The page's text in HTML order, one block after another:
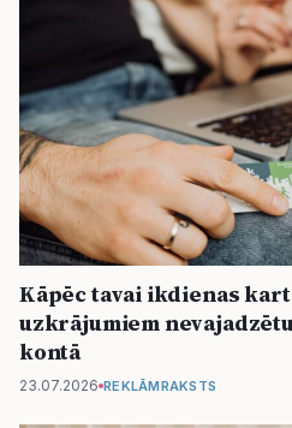
Kāpēc tavai ikdienas
uzkrājumiem
kontā
23.07.2026 REKLĀMRAKSTS